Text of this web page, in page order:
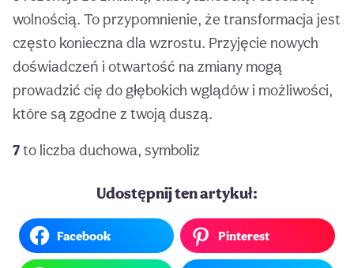
wolnością. To przypomnienie, że transformacja jest
często konieczna dla wzrostu. Przyjęcie nowych
doświadczeń i otwartość na zmiany mogą
prowadzić cię do głębokich wglądów i możliwości,
które są zgodne z twoją duszą.
7to liczba duchowa, symboliz
Udostępnij ten artykuł:
Facebook Pinterest